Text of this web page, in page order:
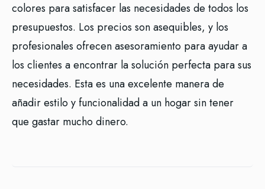
colores para satisfacer las necesidades de todos los
presupuestos. Los precios son asequibles, y los
profesionales ofrecen asesoramiento para ayudar a
los clientes a encontrar la solución perfecta para sus
necesidades. Esta es una excelente manera de
añadir estilo y funcionalidad a un hogar sin tener
que gastar mucho dinero.